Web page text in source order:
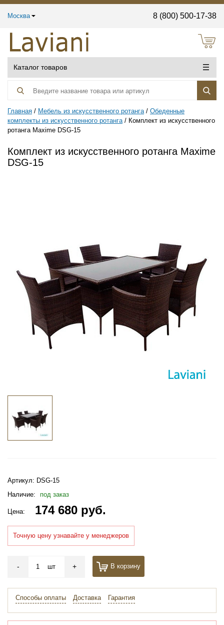
Москва 8 (800) 500-17-38
Каталог товаров
Главная Мебель из искусственного ротанга
Обеденные
комплекты из искусственного ротанга
Комплект из искусственного
ротанга Maxime DSG-15
Комплект из искусственного ротанга Maxime
DSG-15
Артикул: DSG-15
Наличие:
под заказ
Цена: 174 680 руб.
Точную цену узнавайте у менеджеров
- шт + В корзину
Способы оплаты Доставка Гарантия